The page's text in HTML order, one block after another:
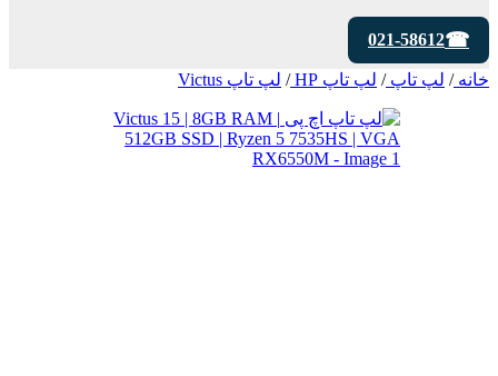
021-58612
خانه/ لپ تاپ/ لپ تاپ HP / لپ تاپ Victus